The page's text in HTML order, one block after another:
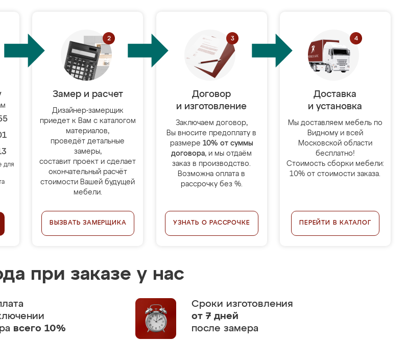
для
Замер и расчет
Дизайнер-замерщик
приедет к Вам с каталогом
материалов,
проведёт детальные
замеры,
составит проект и сделает
окончательный расчёт
стоимости Вашей будущей
мебели.
ВЫЗВАТЬ ЗАМЕРЩИКА
Договор
и изготовление
Заключаем договор,
Вы вносите предоплату в
размере 10% от суммы
договора, и мы отдаём
заказ в производство.
Возможна оплата в
рассрочку без %.
УЗНАТЬ О РАССРОЧКЕ
Доставка
и установка
Мы доставляем мебель по
Видному и всей
Московской области
бесплатно!
Стоимость сборки мебели:
10% от стоимости заказа.
ПЕРЕЙТИ В КАТАЛОГ
при заказе у нас
всего 10%
Сроки изготовления
от 7 дней
после замера